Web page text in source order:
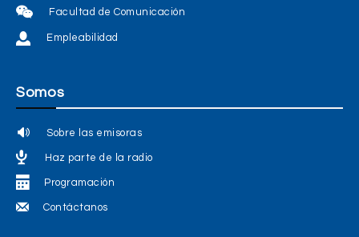
Facultad de Comunicación
Empleabilidad
Somos
Sobre las emisoras
Haz parte de la radio
Programación
Contáctanos